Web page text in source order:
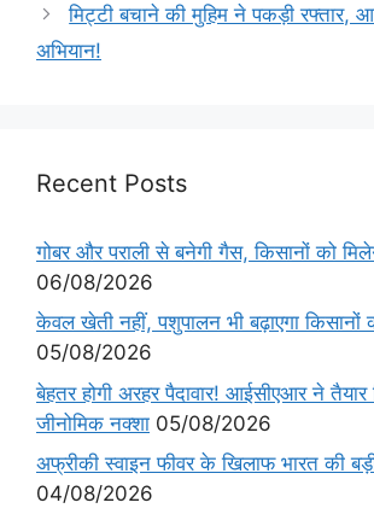
मिट्टी बचाने की मुहिम ने पकड़ी रफ्तार,
अभियान!
Recent Posts
गोबर और पराली से बनेगी गैस, किसानों को
06/08/2026
केवल खेती नहीं, पशुपालन भी बढ़ाएगा किसानों
05/08/2026
बेहतर होगी अरहर पैदावार! आईसीएआर ने तैयार
जीनोमिक नक्शा 05/08/2026
अफ्रीकी स्वाइन फीवर के खिलाफ भारत की
04/08/2026